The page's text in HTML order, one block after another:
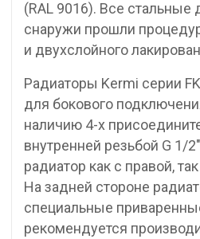
(RAL 9016). Все стальные
снаружи прошли
и двухслойного
Радиаторы Kermi серии
для бокового
наличию 4-х
внутренней резьбой G 1/
радиатор как с правой,
На задней стороне
специальные
рекомендуется